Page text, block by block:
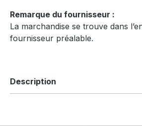
Remarque du fournisseur :
La marchandise se trouve dans
fournisseur préalable.
Description